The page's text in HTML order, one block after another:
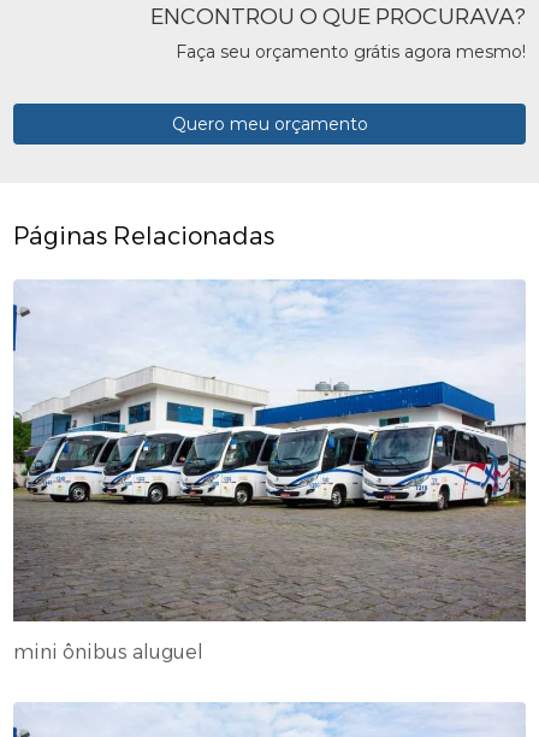
ENCONTROU O QUE PROCURAVA?
Faça seu orçamento grátis agora mesmo!
Quero meu orçamento
Páginas Relacionadas
mini ônibus aluguel